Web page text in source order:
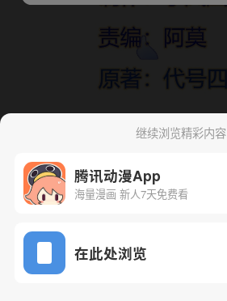
继续浏览精彩内容
腾讯动漫App
海量漫画 新人7天免费看
在此处浏览